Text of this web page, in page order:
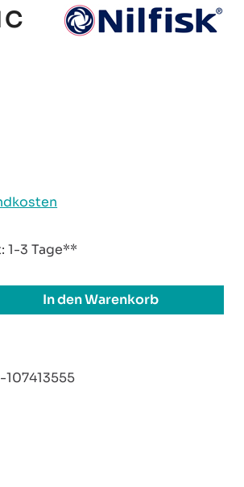
1-3 Tage**
den gewünschten
In den Warenkorb
107413555